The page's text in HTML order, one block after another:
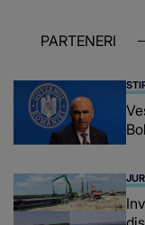
PARTENERI